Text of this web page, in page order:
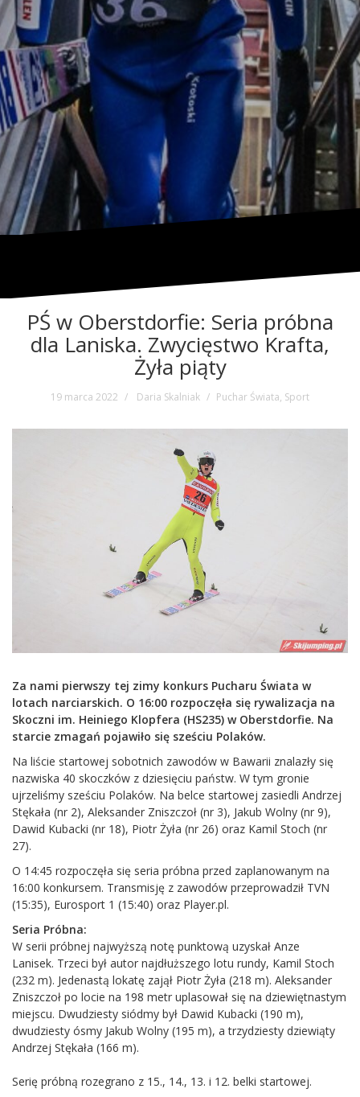
PŚ w Oberstdorfie: Seria próbna
dla Laniska. Zwycięstwo Krafta,
Żyła piąty
19 marca 2022 Daria Skalniak Puchar Świata, Sport
Za nami pierwszy tej zimy konkurs Pucharu Świata w
lotach narciarskich. O 16:00 rozpoczęła się rywalizacja na
Skoczni im. Heiniego Klopfera (HS235) w Oberstdorfie. Na
starcie zmagań pojawiło się sześciu Polaków.
Na liście startowej sobotnich zawodów w Bawarii znalazły się
nazwiska 40 skoczków z dziesięciu państw. W tym gronie
ujrzeliśmy sześciu Polaków. Na belce startowej zasiedli Andrzej
Stękała (nr 2), Aleksander Zniszczoł (nr 3), Jakub Wolny (nr 9),
Dawid Kubacki (nr 18), Piotr Żyła (nr 26) oraz Kamil Stoch (nr
27).
O 14:45 rozpoczęła się seria próbna przed zaplanowanym na
16:00 konkursem. Transmisję z zawodów przeprowadził TVN
(15:35), Eurosport 1 (15:40) oraz Player.pl.
Seria Próbna:
W serii próbnej najwyższą notę punktową uzyskał Anze
Lanisek. Trzeci był autor najdłuższego lotu rundy, Kamil Stoch
(232 m). Jedenastą lokatę zajął Piotr Żyła (218 m). Aleksander
Zniszczoł po locie na 198 metr uplasował się na dziewiętnastym
miejscu. Dwudziesty siódmy był Dawid Kubacki (190 m),
dwudziesty ósmy Jakub Wolny (195 m), a trzydziesty dziewiąty
Andrzej Stękała (166 m).
Serię próbną rozegrano z 15., 14., 13. i 12. belki startowej.